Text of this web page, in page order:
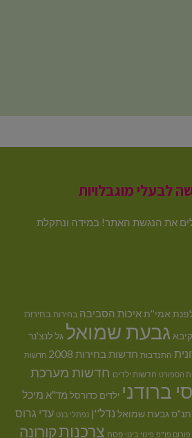
לבעלי מוגבלויות
את הנגשת האתר! במידה ונתקלת
אמי''תאיכות הסביבה בחירות בחירות
גבעת שמואל גל לנצ'נר
התנדבות חדשות בחירות 2008 חדשות
הספורט חדשות ילדים חדשות מערכת
ברודני ילדים כדורסל מד"א מיכל
גבעת שמואל נדל''ן נפתלי בנט עדי גרוס
פורום פו"פ פינוי בינוי פסח צרכנותקורונה